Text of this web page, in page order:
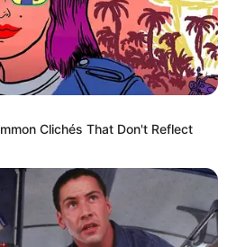
Clichés That Don't Reflect